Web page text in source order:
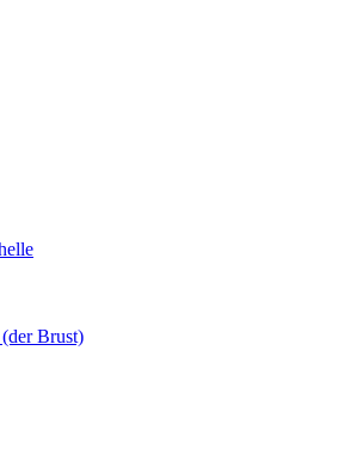
Brust)